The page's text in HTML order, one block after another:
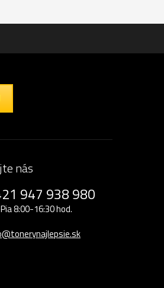
nás
947 938 980
8:00-16:30 hod.